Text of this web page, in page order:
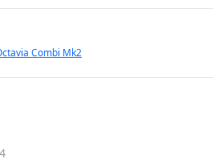
Combi Mk2